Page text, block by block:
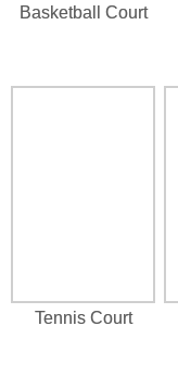
Basketball Court
Tennis Court